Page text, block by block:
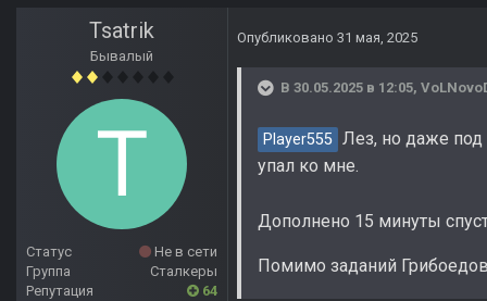
Tsatrik
Бывалый
Статус
Не в сети
Группа
Сталкеры
Репутация
64
Опубликовано 31 мая, 2025
В 30.05.2025 в 12:05,
Player555 Лез, но даже под
упал ко мне.
Дополнено 15 минуты
Помимо заданий